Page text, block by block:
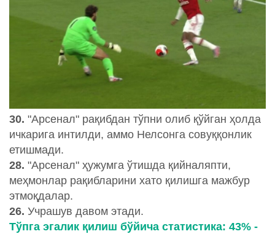
30. "Арсенал" рақибдан тўпни олиб қўйган ҳолда
ичкарига интилди, аммо Нелсонга совуққонлик
етишмади.
28. "Арсенал" ҳужумга ўтишда қийналяпти,
меҳмонлар рақибларини хато қилишга мажбур
этмоқдалар.
26. Учрашув давом этади.
Тўпга эгалик қилиш бўйича статистика: 43% -